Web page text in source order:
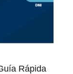
Rápida